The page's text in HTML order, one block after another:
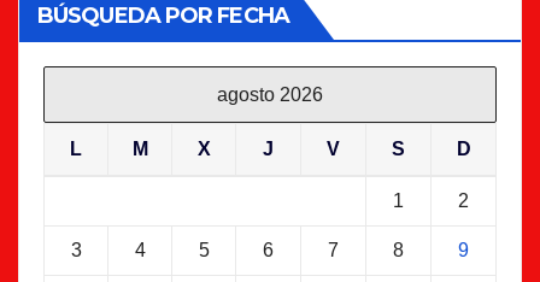
BÚSQUEDA POR FECHA
agosto 2026
L M X J V S D
1 2
3 4 5 6 7 8 9